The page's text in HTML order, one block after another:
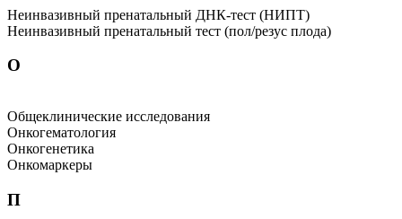
Неинвазивный пренатальный ДНК-тест (НИПТ)
Неинвазивный пренатальный тест (пол/резус плода)
О
Общеклинические исследования
Онкогематология
Онкогенетика
Онкомаркеры
П